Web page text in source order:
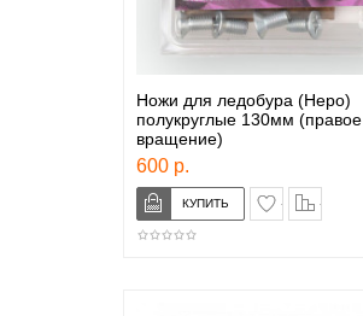
Ножи для ледобура (Неро)
полукруглые 130мм (правое
вращение)
600 р.
в закладки